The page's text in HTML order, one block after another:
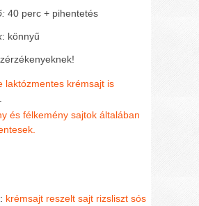
40 perc + pihentetés
: könnyű
laktózmentes krémsajt is
és félkemény sajtok általában
krémsajt reszelt sajt rizsliszt sós